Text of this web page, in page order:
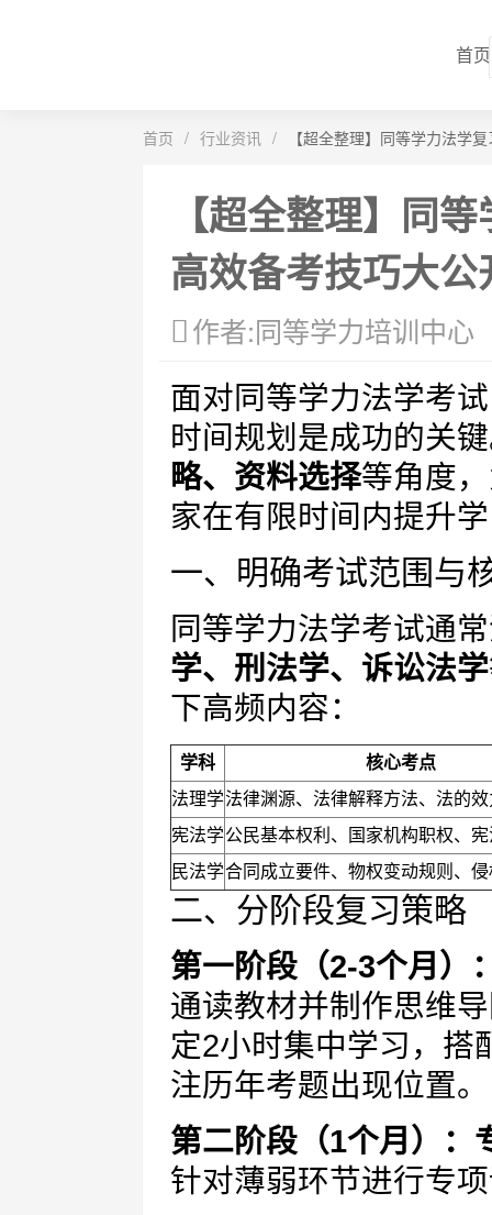
首页
首页 / 行业资讯 / 【超全整理】同等学力法学
【超全整理】同
高效备考技巧大公
作者:同等学力培训中心
面对同等学力法学考
时间规划是成功的关
略、资料选择等角度
家在有限时间内提升
一、明确考试范围与
同等学力法学考试通
学、刑法学、诉讼法学
下高频内容：
学科
核心考点
法理学法律渊源、法律解释方法、法的
宪法学公民基本权利、国家机构职权、
民法学合同成立要件、物权变动规则、
二、分阶段复习策略
第一阶段（2-3个月）
通读教材并制作思维
定2小时集中学习，搭
注历年考题出现位置。
第二阶段（1个月）：
针对薄弱环节进行专